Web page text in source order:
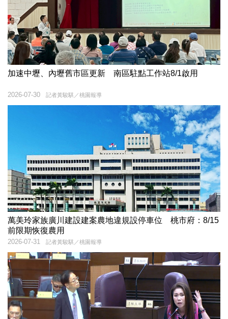
加速中壢、內壢舊市區更新 南區駐點工作站8/1啟用
記者黃駿騏／桃園報導
2026-07-30
萬美玲家族廣川建設建案農地違規設停車位 桃市府：8/15
前限期恢復農用
記者黃駿騏／桃園報導
2026-07-31